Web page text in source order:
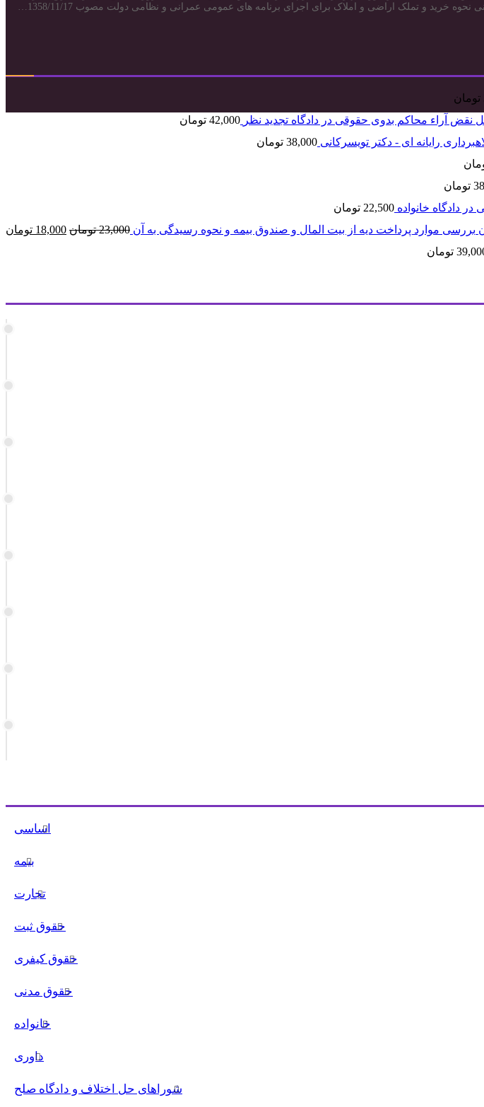
تومان
نقض آراء محاکم بدوی حقوقی در دادگاه تجدید نظر 42,000 تومان
رایانه ای - دکتر تویسرکانی 38,000 تومان
تومان
دادگاه خانواده 22,500 تومان
بررسی موارد پرداخت دیه از بیت المال و صندوق بیمه و نحوه رسیدگی به آن 23,000 تومان قیمت
18,000 تومان
تومان
اساسی
بیمه
تجارت
حقوق ثبت
حقوق کیفری
حقوق مدنی
خانواده
داوری
شوراهای حل اختلاف و دادگاه صلح